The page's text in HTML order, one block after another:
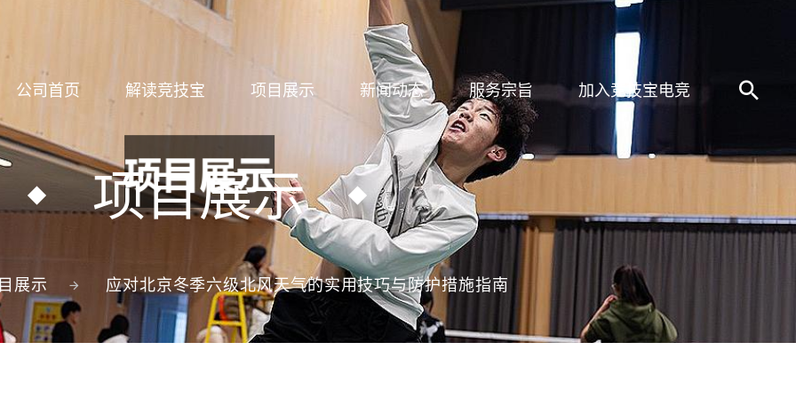
公司首页 解读竞技宝 项目展示 新闻动态 服务宗旨 加入竞技宝电竞
项目展示
展示 应对北京冬季六级北风天气的实用技巧与防护措施指南